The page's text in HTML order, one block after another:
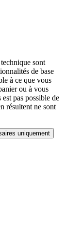
sont
de base
à ce que vous
ou à vous
pas possible de
résultent ne sont
uniquement